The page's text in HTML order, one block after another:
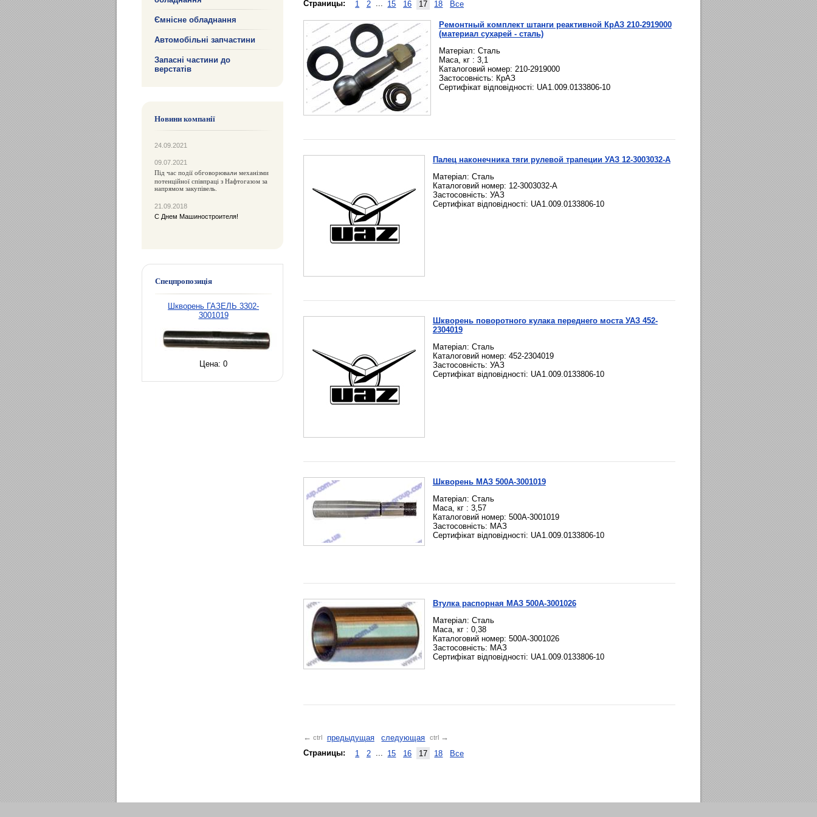
Ємнісне обладнання
Автомобільні запчастини
Запасні частини до
верстатів
Новини компанії
24.09.2021
09.07.2021
Під час події обговорювали механізми
потенційної співпраці з Нафтогазом за
напрямом закупівель.
21.09.2018
С Днем Машиностроителя!
Спецпропозиція
Шкворень ГАЗЕЛЬ 3302-
3001019
Цена: 0
Страницы: 1 2 ... 15 16 17 18 Все
Ремонтный комплект штанги реактивной КрАЗ 210-2919000
(материал сухарей - сталь)
Матеріал: Сталь
Маса, кг : 3,1
Каталоговий номер: 210-2919000
Застосовність: КрАЗ
Сертифікат відповідності: UA1.009.0133806-10
Палец наконечника тяги рулевой трапеции УАЗ 12-3003032-А
Матеріал: Сталь
Каталоговий номер: 12-3003032-А
Застосовність: УАЗ
Сертифікат відповідності: UA1.009.0133806-10
Шкворень поворотного кулака переднего моста УАЗ 452-
2304019
Матеріал: Сталь
Каталоговий номер: 452-2304019
Застосовність: УАЗ
Сертифікат відповідності: UA1.009.0133806-10
Шкворень МАЗ 500А-3001019
Матеріал: Сталь
Маса, кг : 3,57
Каталоговий номер: 500А-3001019
Застосовність: МАЗ
Сертифікат відповідності: UA1.009.0133806-10
Втулка распорная МАЗ 500А-3001026
Матеріал: Сталь
Маса, кг : 0,38
Каталоговий номер: 500А-3001026
Застосовність: МАЗ
Сертифікат відповідності: UA1.009.0133806-10
← ctrl предыдущая следующая ctrl →
Страницы: 1 2 ... 15 16 17 18 Все